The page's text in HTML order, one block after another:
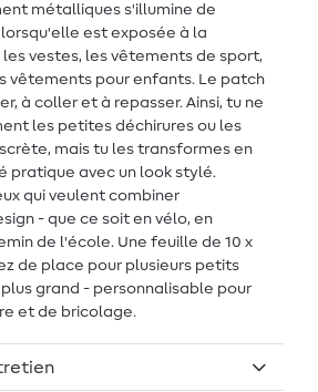
métalliques s'illumine de
est exposée à la
vestes, les vêtements de sport,
vêtements pour enfants. Le patch
à coller et à repasser. Ainsi, tu ne
les petites déchirures ou les
mais tu les transformes en
pratique avec un look stylé.
qui veulent combiner
- que ce soit en vélo, en
de l'école. Une feuille de 10 x
de place pour plusieurs petits
grand - personnalisable pour
et de bricolage.